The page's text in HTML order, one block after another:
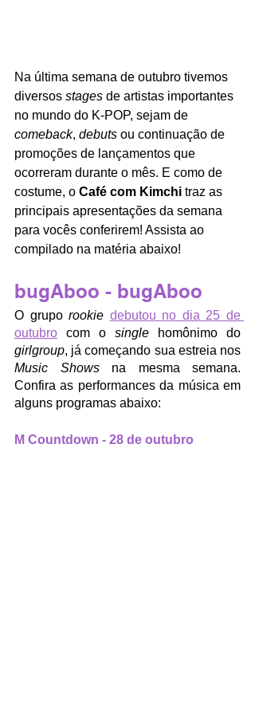
Na última semana de outubro tivemos
diversos stages de artistas importantes
no mundo do K-POP, sejam de
comeback, debuts ou continuação de
promoções de lançamentos que
ocorreram durante o mês. E como de
costume, o Café com Kimchi traz as
principais apresentações da semana
para vocês conferirem! Assista ao
compilado na matéria abaixo!
bugAboo - bugAboo
O grupo rookie debutou no dia 25 de
outubro com o single
girlgroup
Music Shows na mesma semana.
Confira as performances da música em
alguns programas abaixo:
M Countdown - 28 de outubro